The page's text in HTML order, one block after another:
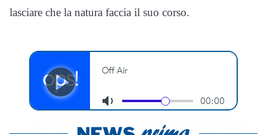
lasciare che la natura faccia il suo corso.